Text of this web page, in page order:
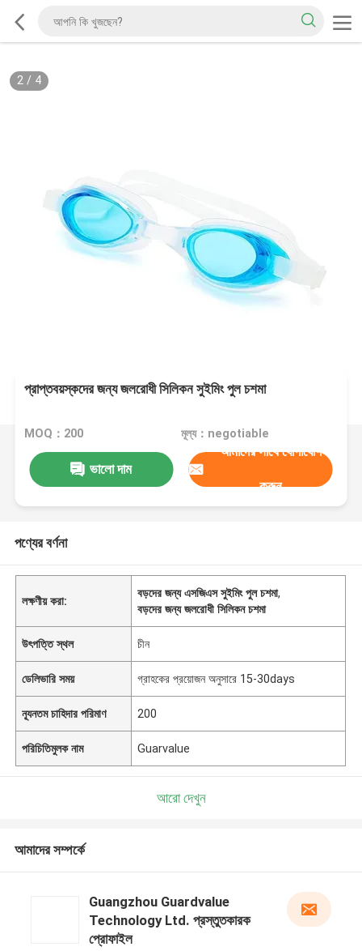
2/ 4
প্রাপ্তবয়স্কদের জন্য জলরোধী সিলিকন সুইমিং পুল চশমা
MOQ：200 মূল্য：negotiable
ভালো দাম
আমাদের সাথে যোগাযোগ
করুন
পণ্যের বর্ণনা
লক্ষণীয় করা:
বড়দের জন্য এসজিএস সুইমিং পুল চশমা,
বড়দের জন্য জলরোধী সিলিকন চশমা
উৎপত্তি স্থল চীন
ডেলিভারি সময় গ্রাহকের প্রয়োজন অনুসারে 15-30days
ন্যূনতম চাহিদার পরিমাণ 200
পরিচিতিমুলক নাম Guarvalue
আরো দেখুন
আমাদের সম্পর্কে
Guangzhou Guardvalue
Technology Ltd. প্রস্তুতকারক
প্রোফাইল